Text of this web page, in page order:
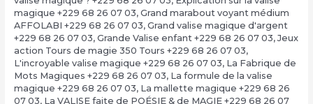
magique +229 68 26 07 03, Grand marabout voyant médium
AFFOLABI +229 68 26 07 03, Grand valise magique d'argent
+229 68 26 07 03, Grande Valise enfant +229 68 26 07 03, Jeux
action Tours de magie 350 Tours +229 68 26 07 03,
L'incroyable valise magique +229 68 26 07 03, La Fabrique de
Mots Magiques +229 68 26 07 03, La formule de la valise
magique +229 68 26 07 03, La mallette magique +229 68 26
07 03, La VALISE faite de POÉSIE & de MAGIE +229 68 26 07